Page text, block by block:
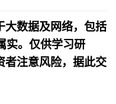
大数据及网络，包括
实。仅供学习研
者注意风险，据此交